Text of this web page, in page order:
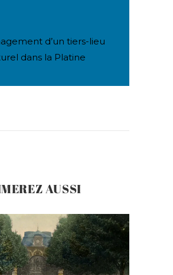
d’un tiers-lieu
dans la Platine
AUSSI